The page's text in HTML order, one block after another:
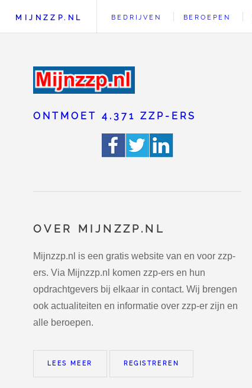
ONTMOET 4.371 ZZP-ERS
OVER MIJNZZP.NL
Mijnzzp.nl is een gratis website van en voor zzp-
ers. Via Mijnzzp.nl komen zzp-ers en hun
opdrachtgevers bij elkaar in contact. Wij brengen
ook actualiteiten en informatie over zzp-er zijn en
alle beroepen.
LEES MEER REGISTREREN
MIJNZZP.NL BEDRIJVEN BEROEPEN